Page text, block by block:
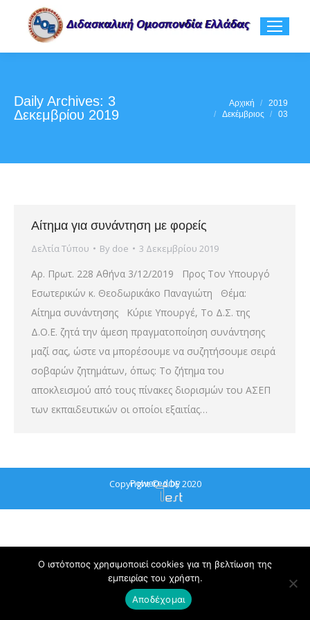
Daily Archives: 3
Δεκεμβρίου 2019
You are here:Αρχική
2019
Δεκέμβριος
03
Αίτημα για συνάντηση με φορείς
Δελτία Τύπου By doe 3 Δεκεμβρίου 2019
Αρ. Πρωτ. 228 Αθήνα 3/12/2019 Προς Τον Υπουργό
Εσωτερικών κ. Θεοδωρικάκο Παναγιώτη Θέμα:
Αίτημα συνάντησης Κύριε Υπουργέ, Το Δ.Σ. της
Δ.Ο.Ε. ζητά την άμεση πραγματοποίηση συνάντησης
μαζί σας, ώστε να μπορέσουμε να συζητήσουμε σειρά
σοβαρών ζητημάτων, όπως: Το ζήτημα του
αποκλεισμού από τους πίνακες διορισμών του ΑΣΕΠ
των εκπαιδευτικών οι οποίοι εξαιτίας…
Copyright © ΔΟΕ 2020
Powered by
Ο ιστότοπος χρησιμοποιεί cookies για τη βελτίωση της
εμπειρίας του χρήστη.
Αποδέχομαι